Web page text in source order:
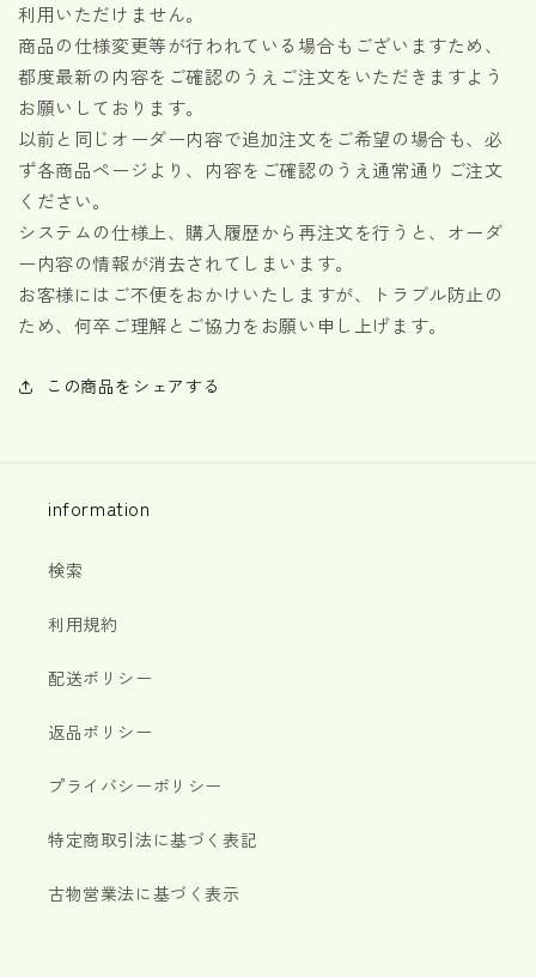
利用いただけません。
商品の仕様変更等が行われている場合もございますため、
都度最新の内容をご確認のうえご注文をいただきますよう
お願いしております。
以前と同じオーダー内容で追加注文をご希望の場合も、必
ず各商品ページより、内容をご確認のうえ通常通りご注文
ください。
システムの仕様上、購入履歴から再注文を行うと、オーダ
ー内容の情報が消去されてしまいます。
お客様にはご不便をおかけいたしますが、トラブル防止の
ため、何卒ご理解とご協力をお願い申し上げます。
この商品をシェアする
information
検索
利用規約
配送ポリシー
返品ポリシー
プライバシーポリシー
特定商取引法に基づく表記
古物営業法に基づく表示